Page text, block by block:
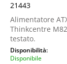
21443
Alimentatore
Thinkcentre
testato.
Disponibilità:
Disponibile